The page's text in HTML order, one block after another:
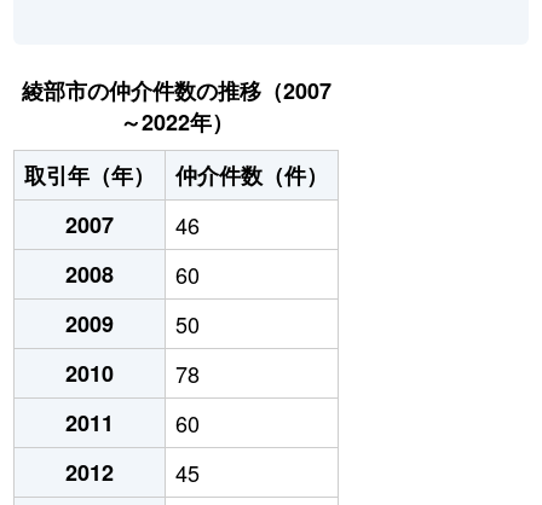
綾部市の仲介件数の推移（2007
～2022年）
取引年（年）
仲介件数（件）
2007
46
2008
60
2009
50
2010
78
2011
60
2012
45